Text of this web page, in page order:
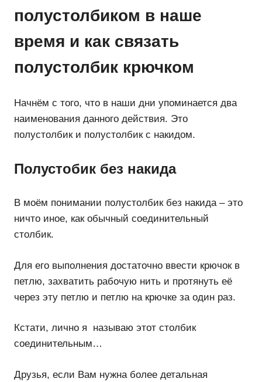
полустолбиком в наше
время и как связать
полустолбик крючком
Начнём с того, что в наши дни упоминается два
наименования данного действия. Это
полустолбик и полустолбик с накидом.
Полустобик без накида
В моём понимании полустолбик без накида – это
ничто иное, как обычный соединительный
столбик.
Для его выполнения достаточно ввести крючок в
петлю, захватить рабочую нить и протянуть её
через эту петлю и петлю на крючке за один раз.
Кстати, лично я называю этот столбик
соединительным…
Друзья, если Вам нужна более детальная